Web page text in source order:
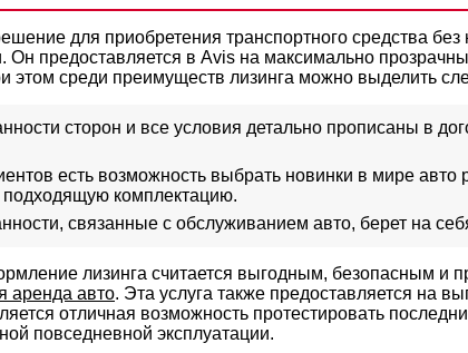
для приобретения транспортного средства
Он предоставляется в Avis на максимально
этом среди преимуществ лизинга можно выделить
сторон и все условия детально прописаны в
есть возможность выбрать новинки в мире авто
подходящую комплектацию.
связанные с обслуживанием авто, берет на
лизинга считается выгодным, безопасным и
аренда авто. Эта услуга также предоставляется на
отличная возможность протестировать
повседневной эксплуатации.